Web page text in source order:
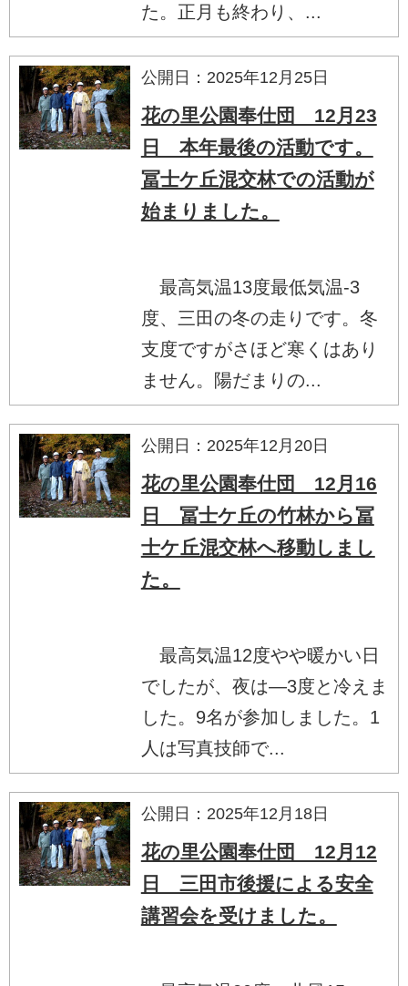
た。正月も終わり、...
公開日：2025年12月25日
花の里公園奉仕団 12月23
日 本年最後の活動です。
冨士ケ丘混交林での活動が
始まりました。
最高気温13度最低気温-3
度、三田の冬の走りです。冬
支度ですがさほど寒くはあり
ません。陽だまりの...
公開日：2025年12月20日
花の里公園奉仕団 12月16
日 冨士ケ丘の竹林から冨
士ケ丘混交林へ移動しまし
た。
最高気温12度やや暖かい日
でしたが、夜は―3度と冷えま
した。9名が参加しました。1
人は写真技師で...
公開日：2025年12月18日
花の里公園奉仕団 12月12
日 三田市後援による安全
講習会を受けました。